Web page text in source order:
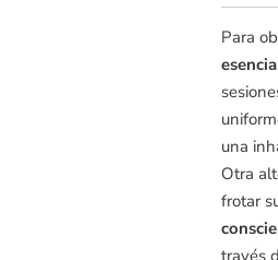
Para
una
Otra
frotar
través